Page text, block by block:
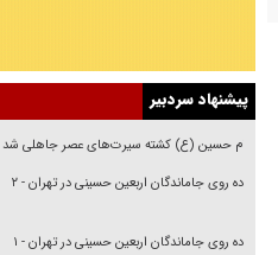
پیشنهاد سردبیر
امام حسین (ع) کشته سیرت‌های عصر جاهلی شد
پیاده روی جاماندگان اربعین حسینی در تهران - ۲
پیاده روی جاماندگان اربعین حسینی در تهران - ۱